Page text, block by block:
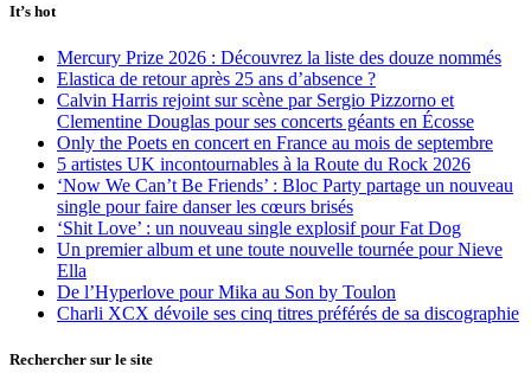
It’s hot
Mercury Prize 2026 : Découvrez la liste des douze nommés
Elastica de retour après 25 ans d’absence ?
Calvin Harris rejoint sur scène par Sergio Pizzorno et
Clementine Douglas pour ses concerts géants en Écosse
Only the Poets en concert en France au mois de septembre
5 artistes UK incontournables à la Route du Rock 2026
‘Now We Can’t Be Friends’ : Bloc Party partage un nouveau
single pour faire danser les cœurs brisés
‘Shit Love’ : un nouveau single explosif pour Fat Dog
Un premier album et une toute nouvelle tournée pour Nieve
Ella
De l’Hyperlove pour Mika au Son by Toulon
Charli XCX dévoile ses cinq titres préférés de sa discographie
Rechercher sur le site